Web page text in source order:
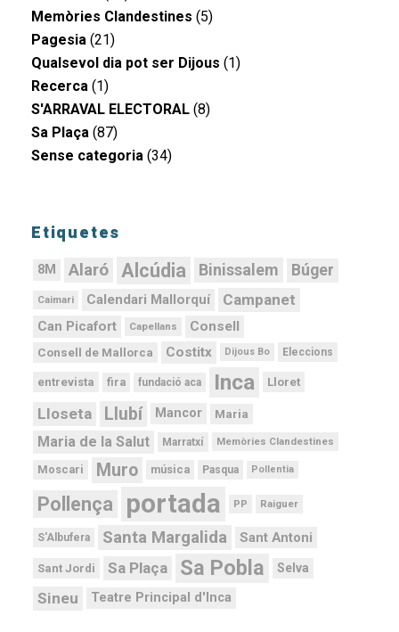
Memòries Clandestines (5)
Pagesia (21)
Qualsevol dia pot ser Dijous (1)
Recerca (1)
S'ARRAVAL ELECTORAL (8)
Sa Plaça (87)
Sense categoria (34)
Etiquetes
8M Alaró Alcúdia Binissalem Búger
Caimari Calendari Mallorquí Campanet
Can Picafort Capellans Consell
Consell de Mallorca Costitx Dijous Bo Eleccions
entrevista fira fundació aca Inca Lloret
Lloseta Llubí Mancor Maria
Maria de la Salut Marratxí Memòries Clandestines
Moscari Muro música Pasqua Pollentia
Pollença portada PP Raiguer
S'Albufera Santa Margalida Sant Antoni
Sant Jordi Sa Plaça Sa Pobla Selva
Sineu Teatre Principal d'Inca